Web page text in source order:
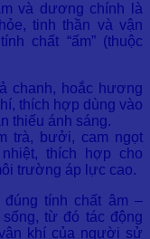
và dương chính là
tinh thần và vận
chất “ấm” (thuộc
chanh, hoắc hương
thích hợp dùng vào
thiếu ánh sáng.
trà, bưởi, cam ngọt
thích hợp cho
trường áp lực cao.
tính chất âm –
từ đó tác động
khí của người sử